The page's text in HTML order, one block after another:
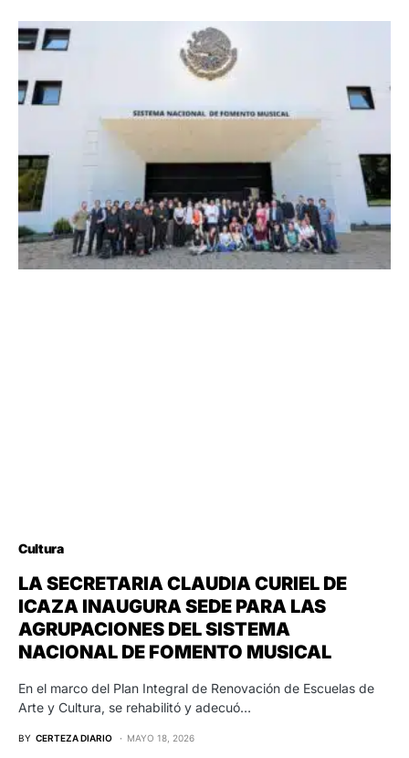
Cultura
LA SECRETARIA CLAUDIA CURIEL DE
ICAZA INAUGURA SEDE PARA LAS
AGRUPACIONES DEL SISTEMA
NACIONAL DE FOMENTO MUSICAL
En el marco del Plan Integral de Renovación de Escuelas de
Arte y Cultura, se rehabilitó y adecuó…
BY CERTEZA DIARIO MAYO 18, 2026